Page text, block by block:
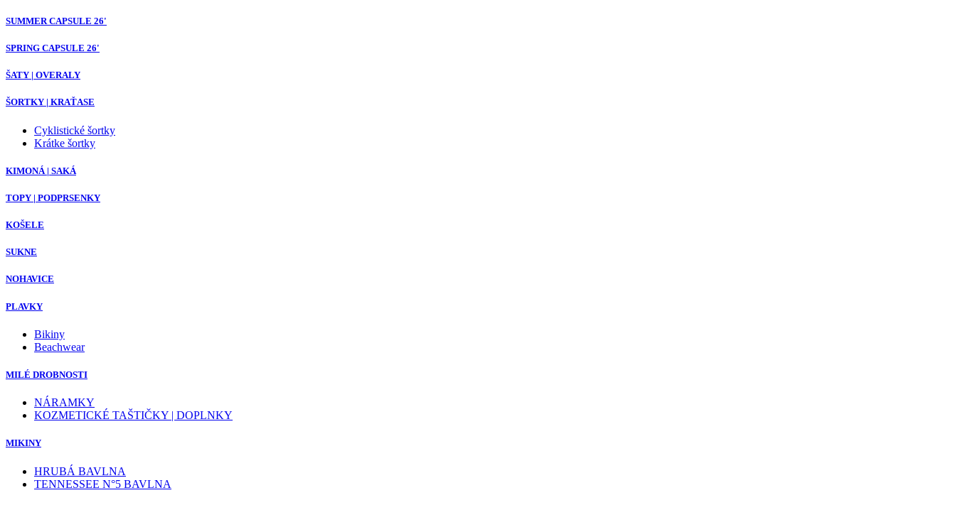
SUMMER CAPSULE 26'
SPRING CAPSULE 26'
ŠATY | OVERALY
ŠORTKY | KRAŤASE
Cyklistické šortky
Krátke šortky
KIMONÁ | SAKÁ
TOPY | PODPRSENKY
KOŠELE
SUKNE
NOHAVICE
PLAVKY
Bikiny
Beachwear
MILÉ DROBNOSTI
NÁRAMKY
KOZMETICKÉ TAŠTIČKY | DOPLNKY
MIKINY
HRUBÁ BAVLNA
TENNESSEE N°5 BAVLNA